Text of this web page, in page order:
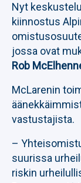
Nyt
kiinnostus
jossa ovat
Rob
McLarenin
vastustajista.
–
suurissa
riskin